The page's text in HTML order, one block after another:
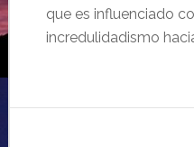
que es influenciado
incredulidadismo